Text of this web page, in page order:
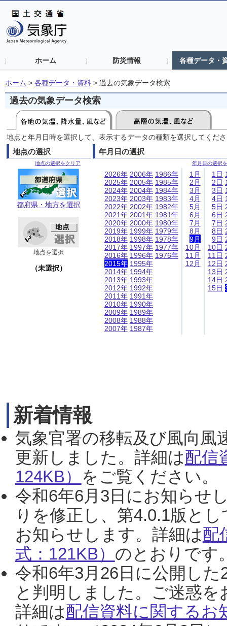
ホーム 防災情報 各種データ・
ホーム > 各種データ・資料 > 過去の気象データ検索
過去の気象データ検索
地点と年月日時を選択して、表示するデータの種類を選択してくだ
地点の選択
地点の選択をクリア
都府県・地方を選択
地点を選択
（未選択）
年月日の選択
年月日の選択
2026年
2025年
2024年
2023年
2022年
2021年
2020年
2019年
2018年
2017年
2016年
2015年
2014年
2013年
2012年
2011年
2010年
2009年
2008年
2007年
2006年
2005年
2004年
2003年
2002年
2001年
2000年
1999年
1998年
1997年
1996年
1995年
1994年
1993年
1992年
1991年
1990年
1989年
1988年
1987年
1986年
1985年
1984年
1983年
1982年
1981年
1980年
1979年
1978年
1977年
1976年
1月
2月
3月
4月
5月
6月
7月
8月
9月
10月
11月
12月
1日
2日
3日
4日
5日
6日
7日
8日
9日
10日
11日
12日
13日
14日
15日
新着情報
気象官署の移転及び風向風
更新しました。詳細は配信
124KB） をご覧ください。
令和6年6月3日にお知らせ
りを修正し、第4.0.1版と
お知らせします。詳細は配
式：121KB） のとおりです
令和6年3月26日に公開し
と判明しました。ご迷惑
詳細は配信資料に関するお